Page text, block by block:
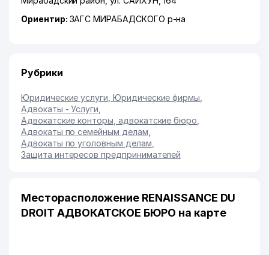
Ориентир: ЗАГС МИРАБАДСКОГО р-на
Рубрики
Юридические услуги, Юридические фирмы
Адвокаты - Услуги
Адвокатские конторы, адвокатские бюро
Адвокаты по семейным делам
Адвокаты по уголовным делам
Защита интересов предпринимателей
Месторасположение RENAISSANCE DU
DROIT АДВОКАТСКОЕ БЮРО на карте